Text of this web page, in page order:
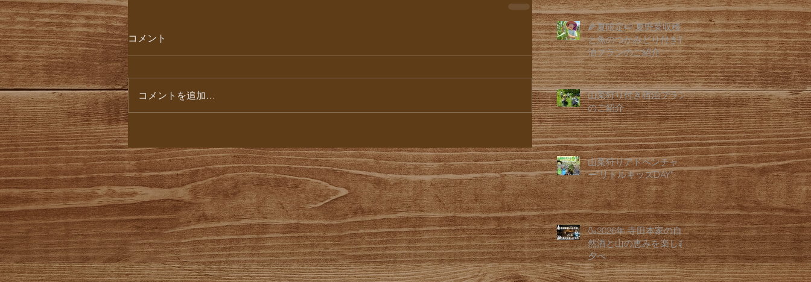
コメント
コメントを追加…
🌽夏限定🍉 夏野菜収穫
と魚のつかみどり付き宿
泊プランのご紹介
山菜狩り付き宿泊プラン
のご紹介
山菜狩りアドベンチャ
ー"リトルキッズDAY"
🍶2026年 寺田本家の自
然酒と山の恵みを楽しむ
夕べ